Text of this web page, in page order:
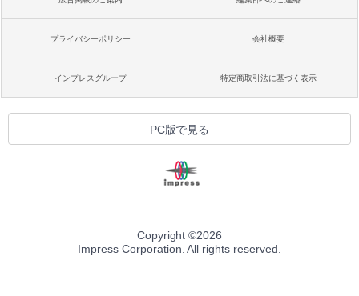
プライバシーポリシー 会社概要
インプレスグループ 特定商取引法に基づく表示
PC版で見る
Copyright ©2026
Impress Corporation. All rights reserved.